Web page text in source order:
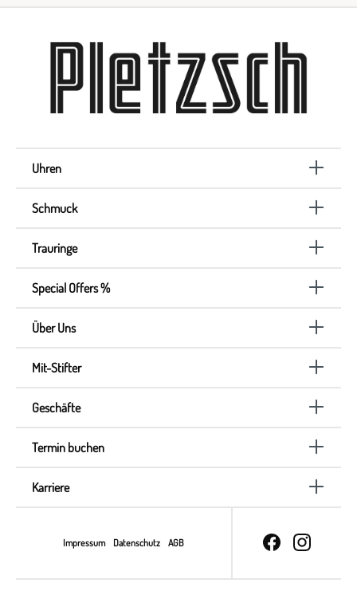
Uhren
Schmuck
Trauringe
Special Offers %
Über Uns
Mit-Stifter
Geschäfte
Termin buchen
Karriere
Impressum Datenschutz AGB